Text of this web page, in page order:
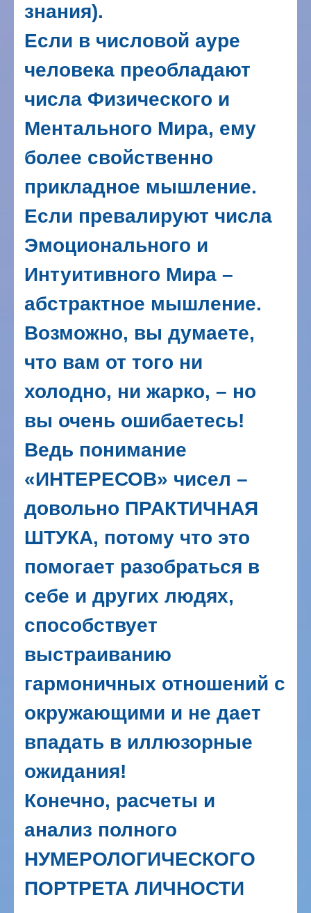
знания).
Если в числовой ауре
человека преобладают
числа Физического и
Ментального Мира, ему
более свойственно
прикладное мышление.
Если превалируют числа
Эмоционального и
Интуитивного Мира –
абстрактное мышление.
Возможно, вы думаете,
что вам от того ни
холодно, ни жарко, – но
вы очень ошибаетесь!
Ведь понимание
«ИНТЕРЕСОВ» чисел –
довольно ПРАКТИЧНАЯ
ШТУКА, потому что это
помогает разобраться в
себе и других людях,
способствует
выстраиванию
гармоничных отношений с
окружающими и не дает
впадать в иллюзорные
ожидания!
Конечно, расчеты и
анализ полного
НУМЕРОЛОГИЧЕСКОГО
ПОРТРЕТА ЛИЧНОСТИ